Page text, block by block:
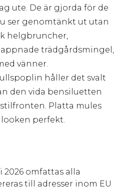
ute. De är gjorda för de
ser genomtänkt ut utan
helgbruncher,
trädgårdsmingel,
vänner.
håller det svalt
den vida bensiluetten
Platta mules
looken perfekt.
2026 omfattas alla
till adresser inom EU